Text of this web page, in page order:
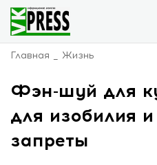
Главная Жизнь
Фэн-шуй для
для изобилия
запреты